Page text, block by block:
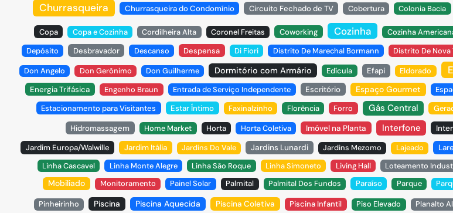
Churrasqueira Churrasqueira do Condomínio Circuito Fechado de TV Cobertura Colonia Bacia
Copa Copa e Cozinha Cordilheira Alta Coronel Freitas Coworking Cozinha Cozinha
Depósito
Desbravador Descanso Despensa Di Fiori Distrito De Marechal Bormann Distrito De Nova
Don Angelo Don Gerônimo Don Guilherme Dormitório com Armário Edícula Efapi Eldorado
Energia Trifásica
Engenho Braun Entrada de Serviço Independente Escritório Espaço Gourmet
Estacionamento para Visitantes
Estar Íntimo Faxinalzinho Florência Forro Gás Central
Hidromassagem
Home Market Horta Horta Coletiva Imóvel na Planta Interfone
Jardim Europa/Walwille
Jardim Itália Jardins Do Vale Jardins Lunardi Jardins Mezomo Lajeado
Linha Cascavel
Linha Monte Alegre Linha São Roque Linha Simoneto Living Hall Loteamento
Mobiliado Monitoramento Painel Solar Palmital Palmital Dos Fundos Paraíso Parque
Pinheirinho Piscina Piscina Aquecida Piscina Coletiva Piscina Infantil Piso Elevado Planalto